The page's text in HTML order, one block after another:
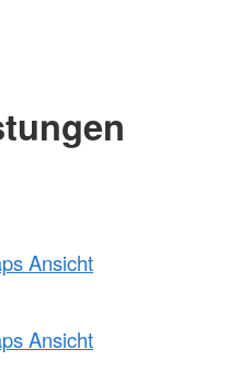
Ansicht
Ansicht